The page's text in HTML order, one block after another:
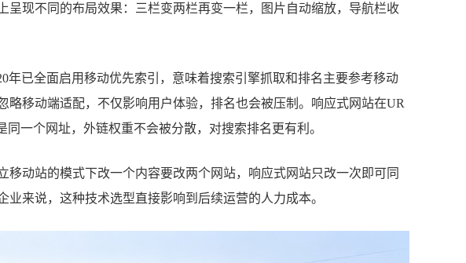
现不同的布局效果：三栏变两栏再变一栏，图片自动缩放，导航栏收
年已全面启用移动优先索引，意味着搜索引擎抓取和排名主要参考移动
略移动端适配，不仅影响用户体验，排名也会被压制。响应式网站在UR
一个网址，外链权重不会被分散，对搜索排名更有利。
移动站的模式下改一个内容要改两个网站，响应式网站只改一次即可同
来说，这种技术选型直接影响到后续运营的人力成本。